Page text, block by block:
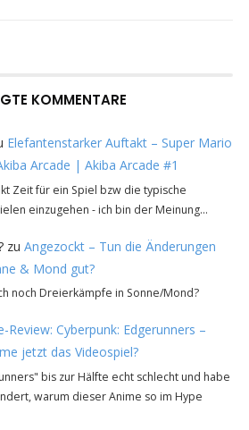
KOMMENTARE
Elefantenstarker Auftakt – Super Mario
Arcade | Akiba Arcade #1
Zeit für ein Spiel bzw die typische
einzugehen - ich bin der Meinung…
zuAngezockt – Tun die Änderungen
& Mond gut?
noch Dreierkämpfe in Sonne/Mond?
Review: Cyberpunk: Edgerunners –
jetzt das Videospiel?
bis zur Hälfte echt schlecht und habe
warum dieser Anime so im Hype